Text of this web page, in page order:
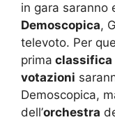
in gara saranno
Demoscopica,
televoto. Per
prima classifica
votazioni
Demoscopica,
dell’orchestra